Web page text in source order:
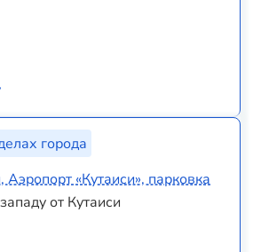
города
Аэропорт «Кутаиси», парковка
от Кутаиси